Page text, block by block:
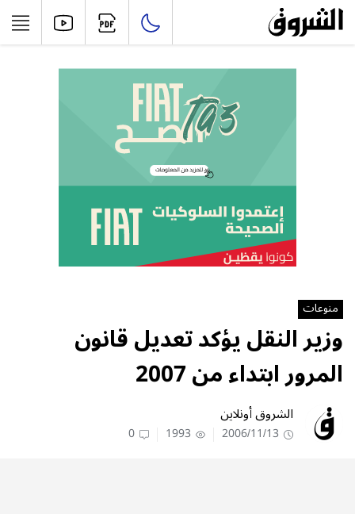
منوعات
وزير النقل يؤكد تعديل قانون
المرور ابتداء من 2007
الشروق أونلاين
2006/11/13
1993
0